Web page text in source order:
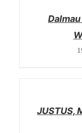
JUSTUS,